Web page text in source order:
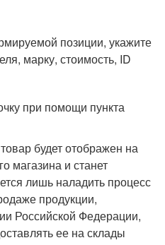
позиции, укажите
марку, стоимость, ID
при помощи пункта
будет отображен на
магазина и станет
лишь наладить процесс
продукции,
Российской Федерации,
ее на склады